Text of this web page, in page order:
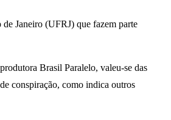
Janeiro (UFRJ) que fazem parte
Brasil Paralelo, valeu-se das
conspiração, como indica outros